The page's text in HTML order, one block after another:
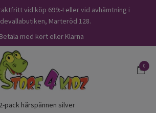
vid köp 699:-! eller vid avhämtning i
Marteröd 128.
Betala med kort eller Klarna
0
2-pack hårspännen silver